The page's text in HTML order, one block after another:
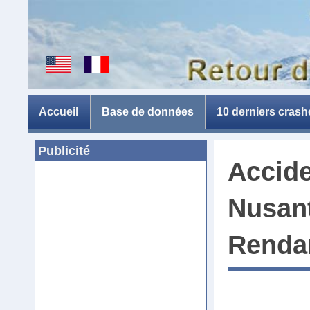
Accueil Base de données 10 derniers
Publicité